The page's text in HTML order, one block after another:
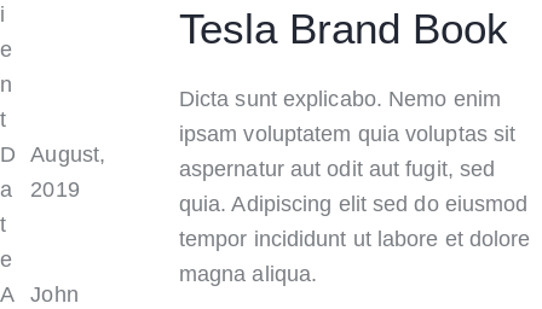
i
e
n
t
D
a
t
e
August,
2019
A
John
Tesla Brand Book
Dicta sunt explicabo. Nemo enim
ipsam voluptatem quia voluptas sit
aspernatur aut odit aut fugit, sed
quia. Adipiscing elit sed do eiusmod
tempor incididunt ut labore et dolore
magna aliqua.